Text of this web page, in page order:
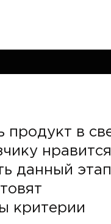
продукт в
нравится
данный этап
критерии